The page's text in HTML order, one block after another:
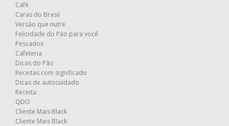
Café
Caras do Brasil
Versão que nutre
Felicidade do Pão para você
Pescados
Cafeteria
Dicas do Pão
Receitas com significado
Dicas de autocuidado
Receita
QDO
Cliente Mais Black
Cliente Mais Black